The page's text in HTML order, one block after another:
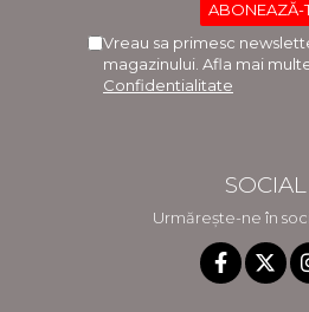
Vreau sa primesc
magazinului. Afla mai
Confidentialitate
SOCIAL
Urmărește-ne în